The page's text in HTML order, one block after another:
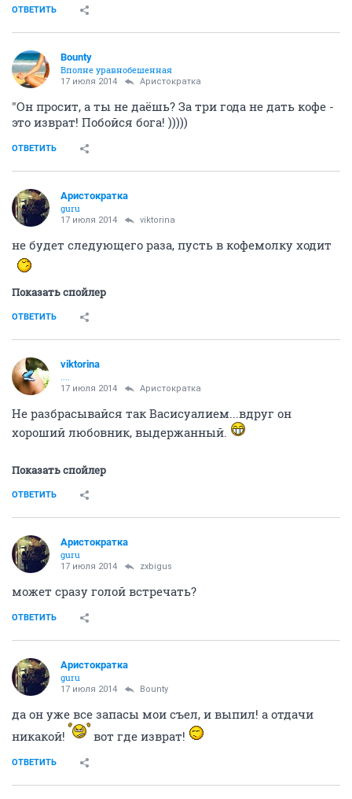
ОТВЕТИТЬ
Bounty
Вполне уравнобешенная
17 июля 2014 Аристократка
"Он просит, а ты не даёшь? За три года не дать кофе -
это изврат! Побойся бога! )))))
ОТВЕТИТЬ
Аристократка
guru
17 июля 2014 viktorina
не будет следующего раза, пусть в кофемолку ходит
Показать спойлер
ОТВЕТИТЬ
viktorina
17 июля 2014 Аристократка
Не разбрасывайся так Васисуалием...вдруг он
хороший любовник, выдержанный.
Показать спойлер
ОТВЕТИТЬ
Аристократка
guru
17 июля 2014 zxbigus
может сразу голой встречать?
ОТВЕТИТЬ
Аристократка
guru
17 июля 2014 Bounty
да он уже все запасы мои съел, и выпил! а отдачи
никакой!
вот где изврат!
ОТВЕТИТЬ